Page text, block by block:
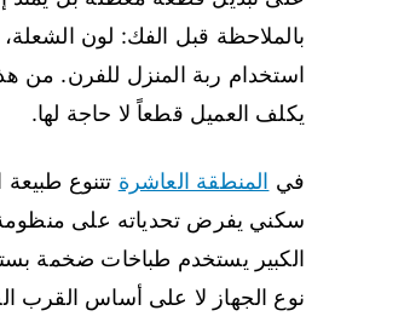
بالملاحظة قبل الفك: لون
استخدام ربة المنزل للفرن. من
يكلف العميل قطعاً لا حاجة لها.
في المنطقة العاشرة تتنوع
سكني يفرض تحدياته على
الكبير يستخدم طباخات ضخمة
نوع الجهاز لا على أساس القرب